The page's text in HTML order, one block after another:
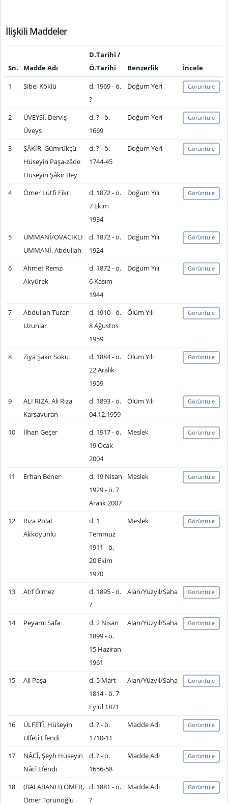
İlişkili Maddeler
Sn. Madde Adı
D.Tarihi /
Ö.Tarihi
Benzerlik
İncele
1
Sibel Köklü
d. 1969 - ö.
?
Doğum Yeri Görüntüle
2
ÜVEYSÎ, Derviş
Üveys
d. ? - ö.
1669
Doğum Yeri Görüntüle
3
ŞÂKİR, Gümrükçü
Hüseyin Paşa-zâde
Hüseyin Şâkir Bey
d. ? - ö.
1744-45
Doğum Yeri Görüntüle
4 Ömer Lütfi Fikri
d. 1872 - ö.
7 Ekim
1934
Doğum Yılı Görüntüle
5
UMMANÎ/OVACIKLI
UMMANİ, Abdullah
d. 1872 - ö.
1924
Doğum Yılı Görüntüle
6
Ahmet Remzi
Akyürek
d. 1872 - ö.
6 Kasım
1944
Doğum Yılı Görüntüle
7
Abdullah Turan
Uzunlar
d. 1910 - ö.
8 Ağustos
1959
Ölüm Yılı Görüntüle
8 Ziya Şakir Soku
d. 1884 - ö.
22 Aralık
1959
Ölüm Yılı Görüntüle
9
ALİ RIZA, Ali Rıza
Karsavuran
d. 1893 - ö.
04.12.1959
Ölüm Yılı Görüntüle
10 İlhan Geçer
d. 1917 - ö.
19 Ocak
2004
Meslek Görüntüle
11 Erhan Bener
d. 19 Nisan
1929 - ö. 7
Aralık 2007
Meslek Görüntüle
12
Rıza Polat
Akkoyunlu
d. 1
Temmuz
1911 - ö.
20 Ekim
1970
Meslek Görüntüle
13 Atıf Ölmez
d. 1895 - ö.
?
Alan/Yüzyıl/Saha Görüntüle
14 Peyami Safa
d. 2 Nisan
1899 - ö.
15 Haziran
1961
Alan/Yüzyıl/Saha Görüntüle
15 Ali Paşa
d. 5 Mart
1814 - ö. 7
Eylül 1871
Alan/Yüzyıl/Saha Görüntüle
16
ÜLFETÎ, Hüseyin
Ülfetî Efendi
d. ? - ö.
1710-11
Madde Adı Görüntüle
17
NÂCÎ, Şeyh Hüseyin
Nâcî Efendi
d. ? - ö.
1656-58
Madde Adı Görüntüle
18
(BALABANLI) ÖMER,
Ömer Torunoğlu
d. 1881 - ö.
?
Madde Adı Görüntüle